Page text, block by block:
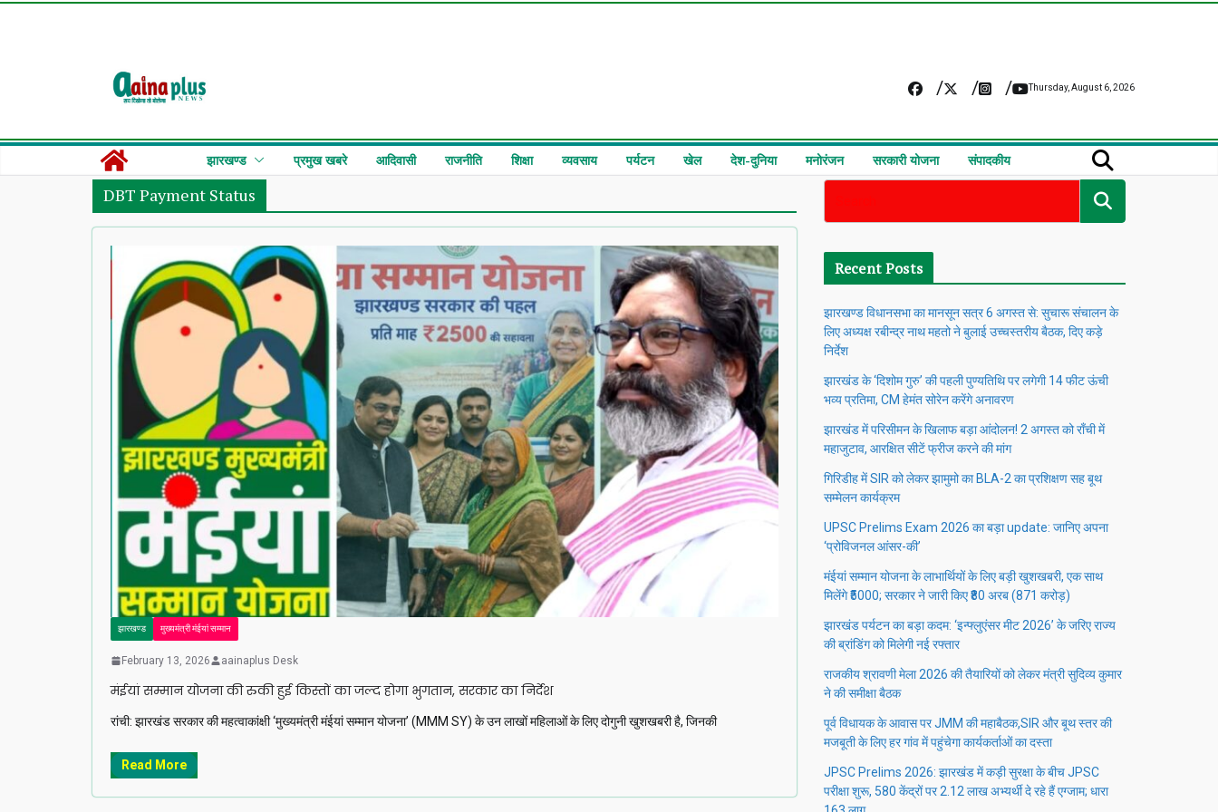
Thursday, August 6, 2026
झारखण्ड प्रमुख खबरे आदिवासी राजनीति शिक्षा व्यवसाय पर्यटन खेल देश-दुनिया मनोरंजन सरकारी योजना संपादकीय
DBT Payment Status
झारखण्ड मुख्यमंत्री मंईयां सम्मान
February 13, 2026 aainaplus Desk
मंईयां सम्मान योजना की रुकी हुई किस्तों का जल्द होगा भुगतान, सरकार का निर्देश
रांची: झारखंड सरकार की महत्वाकांक्षी ‘मुख्यमंत्री मंईयां सम्मान योजना’ (MMM SY) के उन लाखों महिलाओं के लिए दोगुनी खुशखबरी है, जिनकी
Read More
Recent Posts
झारखण्ड विधानसभा का मानसून सत्र 6 अगस्त से: सुचारू संचालन के
लिए अध्यक्ष रबीन्द्र नाथ महतो ने बुलाई उच्चस्तरीय बैठक, दिए कड़े
निर्देश
झारखंड के ‘दिशोम गुरु’ की पहली पुण्यतिथि पर लगेगी 14 फीट ऊंची
भव्य प्रतिमा, CM हेमंत सोरेन करेंगे अनावरण
झारखंड में परिसीमन के खिलाफ बड़ा आंदोलन! 2 अगस्त को राँची में
महाजुटाव, आरक्षित सीटें फ्रीज करने की मांग
गिरिडीह में SIR को लेकर झामुमो का BLA-2 का प्रशिक्षण सह बूथ
सम्मेलन कार्यक्रम
UPSC Prelims Exam 2026 का बड़ा update: जानिए अपना
‘प्रोविजनल आंसर-की’
मंईयां सम्मान योजना के लाभार्थियों के लिए बड़ी खुशखबरी, एक साथ
मिलेंगे ₹5000; सरकार ने जारी किए ₹80 अरब (871 करोड़)
झारखंड पर्यटन का बड़ा कदम: ‘इन्फ्लुएंसर मीट 2026’ के जरिए राज्य
की ब्रांडिंग को मिलेगी नई रफ्तार
राजकीय श्रावणी मेला 2026 की तैयारियों को लेकर मंत्री सुदिव्य कुमार
ने की समीक्षा बैठक
पूर्व विधायक के आवास पर JMM की महाबैठक,SIR और बूथ स्तर की
मजबूती के लिए हर गांव में पहुंचेगा कार्यकर्ताओं का दस्ता
JPSC Prelims 2026: झारखंड में कड़ी सुरक्षा के बीच JPSC
परीक्षा शुरू, 580 केंद्रों पर 2.12 लाख अभ्यर्थी दे रहे हैं एग्जाम; धारा